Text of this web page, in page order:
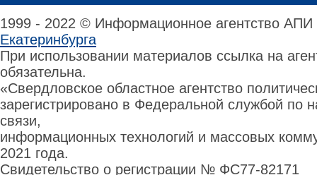
1999 - 2022 © Информационное агентство
Екатеринбурга
При использовании материалов ссылка на
обязательна.
«Свердловское областное агентство
зарегистрировано в Федеральной службой по
связи,
информационных технологий и массовых
2021 года.
Свидетельство о регистрации № ФС77-82171